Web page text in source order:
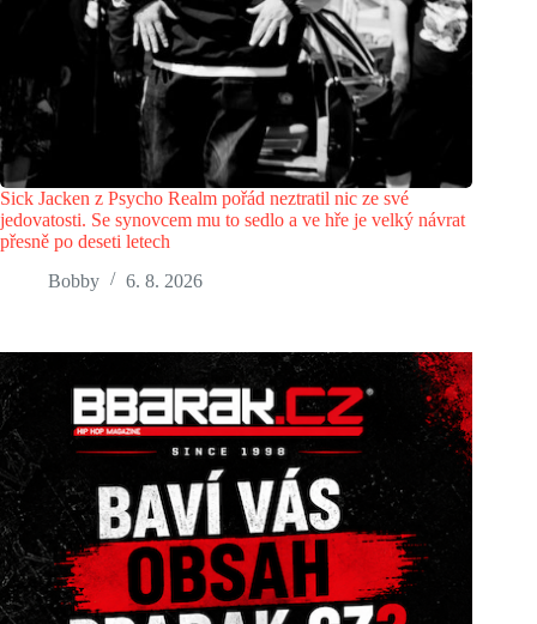
Sick Jacken z Psycho Realm pořád neztratil nic ze své
jedovatosti. Se synovcem mu to sedlo a ve hře je velký návrat
přesně po deseti letech
Bobby
6. 8. 2026